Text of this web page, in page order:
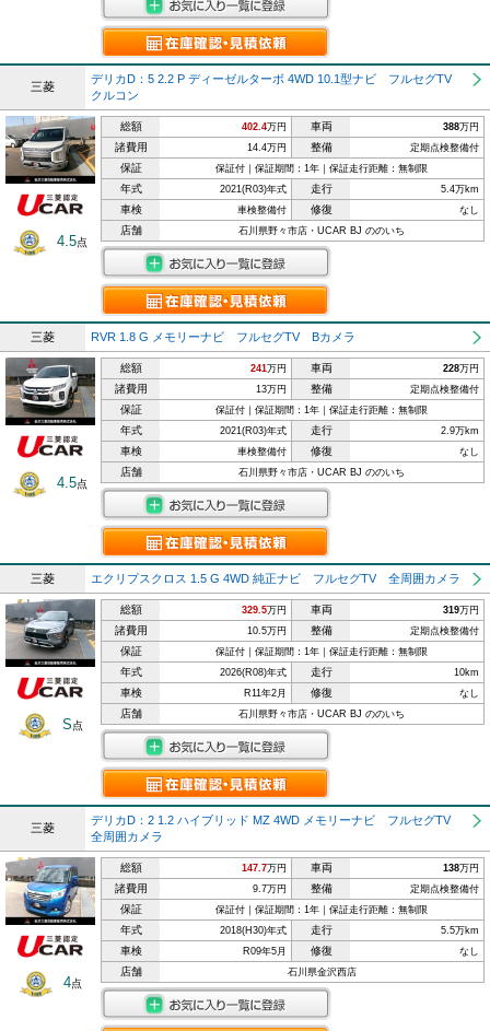
三菱
デリカD：5 2.2 P ディーゼルターボ 4WD 10.1型ナビ フルセグTV
クルコン
4.5点
総額 402.4万円 車両 388万円
諸費用 14.4万円 整備 定期点検整備付
保証 保証付｜保証期間：1年｜保証走行距離：無制限
年式 2021(R03)年式 走行 5.4万km
車検 車検整備付 修復 なし
店舗 石川県野々市店・UCAR BJ ののいち
三菱 RVR 1.8 G メモリーナビ フルセグTV Bカメラ
4.5点
総額 241万円 車両 228万円
諸費用 13万円 整備 定期点検整備付
保証 保証付｜保証期間：1年｜保証走行距離：無制限
年式 2021(R03)年式 走行 2.9万km
車検 車検整備付 修復 なし
店舗 石川県野々市店・UCAR BJ ののいち
三菱 エクリプスクロス 1.5 G 4WD 純正ナビ フルセグTV 全周囲カメラ
S点
総額 329.5万円 車両 319万円
諸費用 10.5万円 整備 定期点検整備付
保証 保証付｜保証期間：1年｜保証走行距離：無制限
年式 2026(R08)年式 走行 10km
車検 R11年2月 修復 なし
店舗 石川県野々市店・UCAR BJ ののいち
三菱
デリカD：2 1.2 ハイブリッド MZ 4WD メモリーナビ フルセグTV
全周囲カメラ
4点
総額 147.7万円 車両 138万円
諸費用 9.7万円 整備 定期点検整備付
保証 保証付｜保証期間：1年｜保証走行距離：無制限
年式 2018(H30)年式 走行 5.5万km
車検 R09年5月 修復 なし
店舗 石川県金沢西店